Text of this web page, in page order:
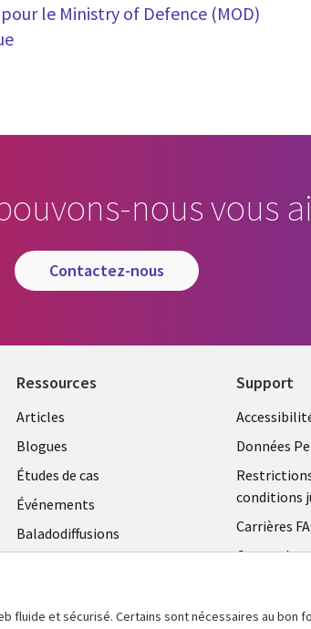
le Ministry of Defence (MOD)
nous vous
contactez-nous
Ressources
Articles
Blogues
Études de cas
Événements
Baladodiffusions
Support
Données
conditions
Carrières
Centre de
fluide et sécurisé. Certains sont nécessaires au bon